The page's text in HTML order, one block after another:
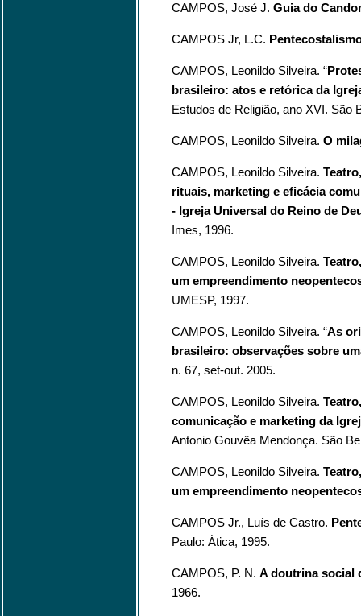
CAMPOS, José J. Guia do
CAMPOS Jr, L.C.
CAMPOS, Leonildo Silveira. “
brasileiro: atos e retórica da
Estudos de Religião, ano XVI. São
CAMPOS, Leonildo Silveira. O
CAMPOS, Leonildo Silveira.
rituais, marketing e eficácia
- Igreja Universal do Reino de
Imes, 1996.
CAMPOS, Leonildo Silveira.
um empreendimento
UMESP, 1997.
CAMPOS, Leonildo Silveira. “As
brasileiro: observações sobre
n. 67, set-out. 2005.
CAMPOS, Leonildo Silveira.
comunicação e marketing da
Antonio Gouvêa Mendonça. São
CAMPOS, Leonildo Silveira.
um empreendimento
CAMPOS Jr., Luís de Castro.
Paulo: Ática, 1995.
CAMPOS, P. N. A doutrina social
1966.